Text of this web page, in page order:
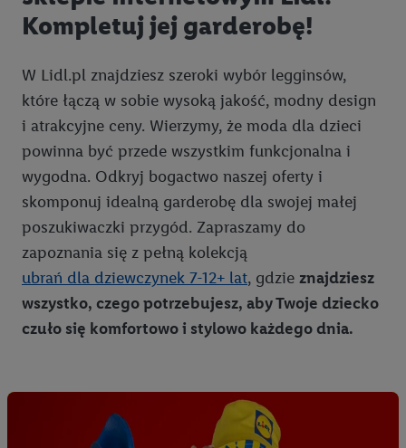
Kompletuj jej garderobę!
W Lidl.pl znajdziesz szeroki wybór legginsów,
które łączą w sobie wysoką jakość, modny design
i atrakcyjne ceny. Wierzymy, że moda dla dzieci
powinna być przede wszystkim funkcjonalna i
wygodna. Odkryj bogactwo naszej oferty i
skomponuj idealną garderobę dla swojej małej
poszukiwaczki przygód. Zapraszamy do
zapoznania się z pełną kolekcją
ubrań dla dziewczynek 7-12+ lat, gdzie znajdziesz
wszystko, czego potrzebujesz, aby Twoje dziecko
czuło się komfortowo i stylowo każdego dnia.
wyłącznie technicznie niezbędne technologie. Klikając
"Zgadzam się", użytkownik wyraża zgodę na przetwarzanie
danych we wszystkich wyżej wymienionych celach, w tym na
współpracę ze wszystkimi wymienionymi partnerami. Dalsze
informacje, w tym okresy przechowywania danych i prawo do
cofnięcia zgody w dowolnym momencie ze skutkiem na
przyszłość, można znaleźć w naszejpolityce prywatności.
Informacje dot. Administratorów można znaleźćtutaj. W
sekcji "Dostosuj" możesz wyrazić zgodę na poszczególne cele
wykorzystania danych oraz dla partnerów ; dotyczy to również
celów i funkcji wymienionych poniżej w formie słów
kluczowych w kontekście korzystania z IAB TCF do celów
reklamowych i pomiaru wydajności:
Zapewnienie bezpieczeństwa, zapobieganie i wykrywanie
z różnych źródeł, łączenie różnych urządzeń, identyfikacja
urządzeń na podstawie automatycznie przesyłanych
informacji, mierzenie sukcesu kampanii reklamowych za